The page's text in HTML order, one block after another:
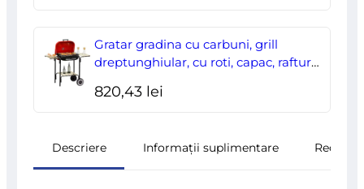
Gratar gradina cu carbuni, grill
dreptunghiular, cu roti, capac, rafturi,
820,43 lei
Descriere Informații suplimentare